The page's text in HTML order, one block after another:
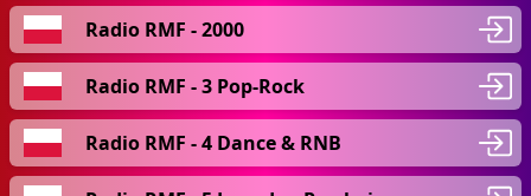
Radio RMF - 2000
Radio RMF - 3 Pop-Rock
Radio RMF - 4 Dance & RNB